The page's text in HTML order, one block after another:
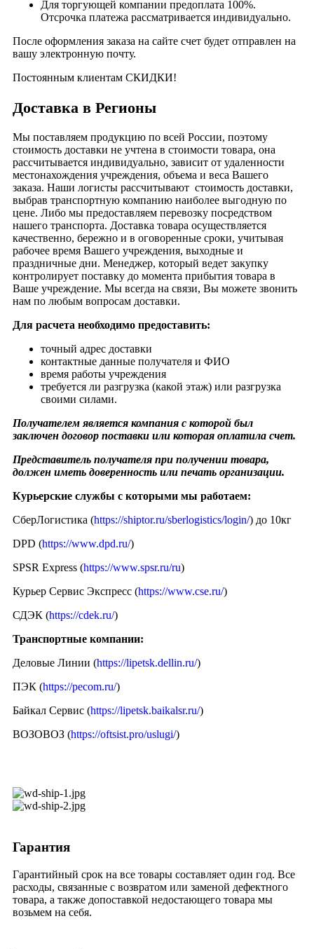
Для торгующей компании предоплата 100%.
Отсрочка платежа рассматривается индивидуально.
После оформления заказа на сайте счет будет отправлен на
вашу электронную почту.
Постоянным клиентам СКИДКИ!
Доставка в Регионы
Мы поставляем продукцию по всей России, поэтому
стоимость доставки не учтена в стоимости товара, она
рассчитывается индивидуально, зависит от удаленности
местонахождения учреждения, объема и веса Вашего
заказа. Наши логисты рассчитывают стоимость доставки,
выбрав транспортную компанию наиболее выгодную по
цене. Либо мы предоставляем перевозку посредством
нашего транспорта. Доставка товара осуществляется
качественно, бережно и в оговоренные сроки, учитывая
рабочее время Вашего учреждения, выходные и
праздничные дни. Менеджер, который ведет закупку
контролирует поставку до момента прибытия товара в
Ваше учреждение. Мы всегда на связи, Вы можете звонить
нам по любым вопросам доставки.
Для расчета необходимо предоставить:
точный адрес доставки
контактные данные получателя и ФИО
время работы учреждения
требуется ли разгрузка (какой этаж) или разгрузка
своими силами.
Получателем является компания с которой был
заключен договор поставки или которая оплатила счет.
Представитель получателя при получении товара,
должен иметь доверенность или печать организации.
Курьерские службы с которыми мы работаем:
СберЛогистика (https://shiptor.ru/sberlogistics/login/) до 10кг
DPD (https://www.dpd.ru/)
SPSR Express (https://www.spsr.ru/ru)
Курьер Сервис Экспресс (https://www.cse.ru/)
СДЭК (https://cdek.ru/)
Транспортные компании:
Деловые Линии (https://lipetsk.dellin.ru/)
ПЭК (https://pecom.ru/)
Байкал Сервис (https://lipetsk.baikalsr.ru/)
ВОЗОВОЗ (https://oftsist.pro/uslugi/)
Гарантия
Гарантийный срок на все товары составляет один год. Все
расходы, связанные с возвратом или заменой дефектного
товара, а также допоставкой недостающего товара мы
возьмем на себя.